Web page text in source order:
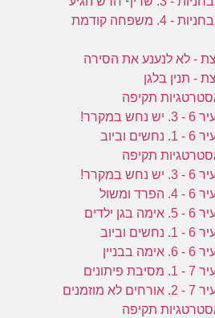
07:25 - אחוזת הנבחניות - 4. משפחה קודמת